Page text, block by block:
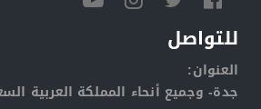
للتواصل
:العنوان
جدة- وجميع أنحاء المملكة العربية